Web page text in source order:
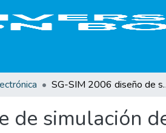
SG-SIM 2006 diseño
de simulación